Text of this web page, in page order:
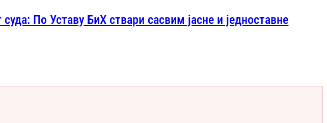
По Уставу БиХ ствари сасвим јасне и једноставне